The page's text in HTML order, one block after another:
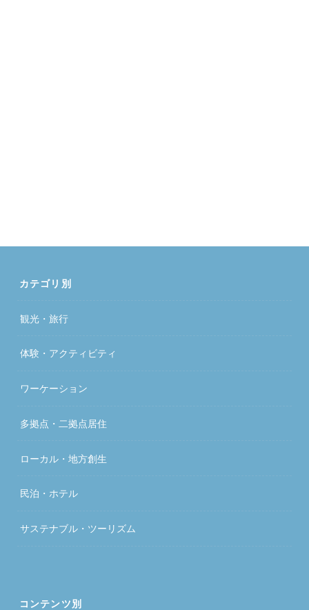
カテゴリ別
観光・旅行
体験・アクティビティ
ワーケーション
多拠点・二拠点居住
ローカル・地方創生
民泊・ホテル
サステナブル・ツーリズム
コンテンツ別